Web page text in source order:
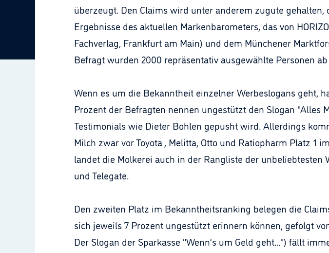
überzeugt. Den Claims wird unter anderem zugute
Ergebnisse des aktuellen Markenbarometers, das von
Fachverlag, Frankfurt am Main) und dem Münchener
Befragt wurden 2000 repräsentativ ausgewählte Personen ab
Wenn es um die Bekanntheit einzelner Werbeslogans geht,
Prozent der Befragten nennen ungestützt den Slogan "Alles
Testimonials wie Dieter Bohlen gepusht wird. Allerdings
Milch zwar vor Toyota , Melitta, Otto und Ratiopharm Platz 1
landet die Molkerei auch in der Rangliste der unbeliebtesten
und Telegate.
Den zweiten Platz im Bekanntheitsranking belegen die
sich jeweils 7 Prozent ungestützt erinnern können, gefolgt
Der Slogan der Sparkasse "Wenn’s um Geld geht...") fällt